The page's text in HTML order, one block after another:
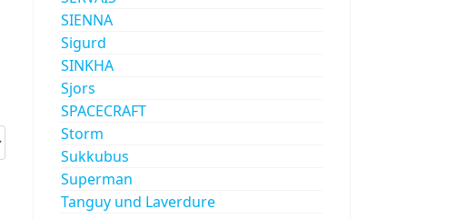
SIENNA
Sigurd
SINKHA
Sjors
SPACECRAFT
Storm
Sukkubus
Superman
Tanguy und Laverdure